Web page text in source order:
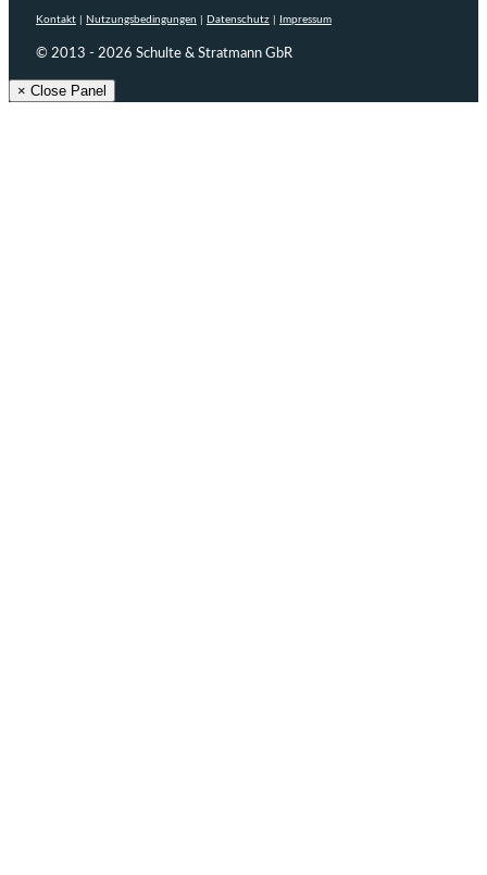
Kontakt Nutzungsbedingungen Datenschutz Impressum
© 2013 - 2026 Schulte & Stratmann GbR
× Close Panel